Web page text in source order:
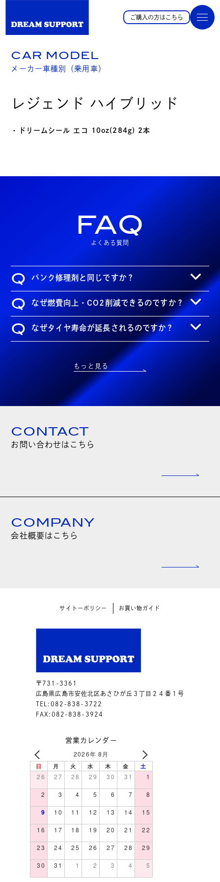
ご購入の方はこちら
CAR MODEL
メーカー車種別（乗用車）
レジェンド ハイブリッド
・ドリームシール エコ 10oz(284g) 2本
FAQ
よくある質問
Q パンク修理剤と同じですか？
Q なぜ燃費向上・CO2削減できるのですか？
Q なぜタイヤ寿命が延長されるのですか？
もっと見る
CONTACT
お問い合わせはこちら
COMPANY
会社概要はこちら
サイトーポリシー お買い物ガイド
〒731-3361
広島県広島市安佐北区あさひが丘３丁目２４番１号
TEL:082-838-3722
FAX:082-838-3924
営業カレンダー
2026年 8月
日 月 火 水 木 金 土
26 27 28 29 30 31 1
2 3 4 5 6 7 8
9 10 11 12 13 14 15
16 17 18 19 20 21 22
23 24 25 26 27 28 29
30 31 1 2 3 4 5